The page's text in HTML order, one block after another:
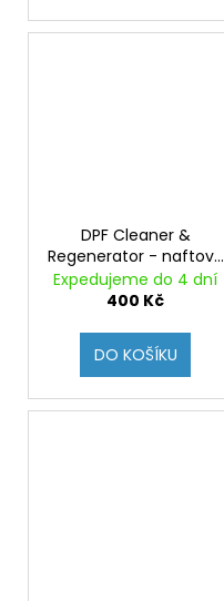
DPF Cleaner &
Regenerator - naftový
aditiv pro efektivní
čištění a regeneraci
Expedujeme do 4 dní
400 Kč
DO KOŠÍKU